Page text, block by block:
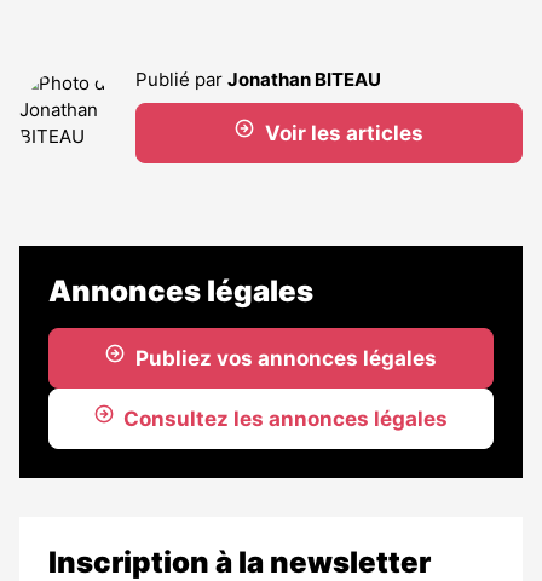
Publié par Jonathan BITEAU
Voir les articles
Annonces légales
Publiez vos annonces légales
Consultez les annonces légales
Inscription à la newsletter